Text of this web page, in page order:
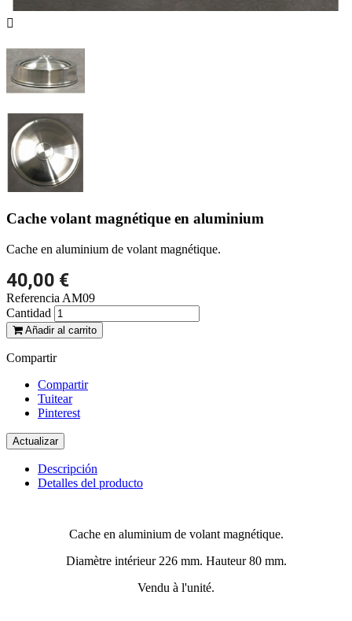

Cache volant magnétique en aluminium
Cache en aluminium de volant magnétique.
40,00 €
Referencia AM09
Cantidad
Añadir al carrito
Compartir
Compartir
Tuitear
Pinterest
Descripción
Detalles del producto
Cache en aluminium de volant magnétique.
Diamètre intérieur 226 mm. Hauteur 80 mm.
Vendu à l'unité.